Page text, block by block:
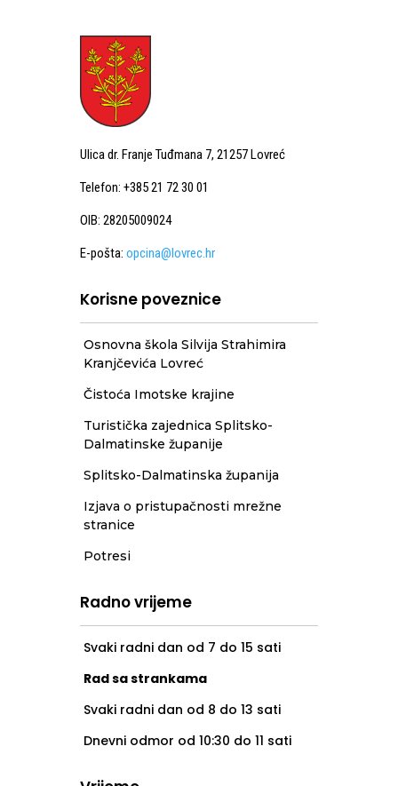
Ulica dr. Franje Tuđmana 7, 21257 Lovreć
Telefon: +385 21 72 30 01
OIB: 28205009024
E-pošta: opcina@lovrec.hr
Korisne poveznice
Osnovna škola Silvija Strahimira
Kranjčevića Lovreć
Čistoća Imotske krajine
Turistička zajednica Splitsko-
Dalmatinske županije
Splitsko-Dalmatinska županija
Izjava o pristupačnosti mrežne
stranice
Potresi
Radno vrijeme
Svaki radni dan od 7 do 15 sati
Rad sa strankama
Svaki radni dan od 8 do 13 sati
Dnevni odmor od 10:30 do 11 sati